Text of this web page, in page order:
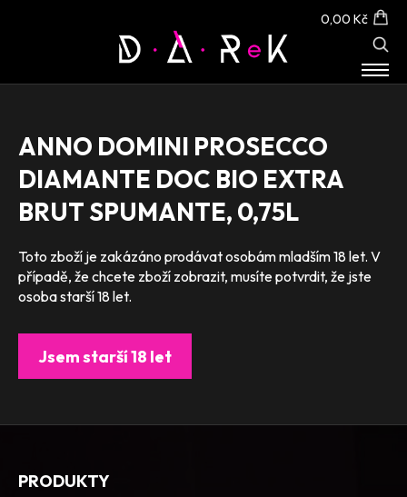
0,00 Kč
ANNO DOMINI PROSECCO
DIAMANTE DOC BIO EXTRA
BRUT SPUMANTE, 0,75L
Toto zboží je zakázáno prodávat osobám mladším 18 let. V
případě, že chcete zboží zobrazit, musíte potvrdit, že jste
osoba starší 18 let.
Jsem starší 18 let
PRODUKTY